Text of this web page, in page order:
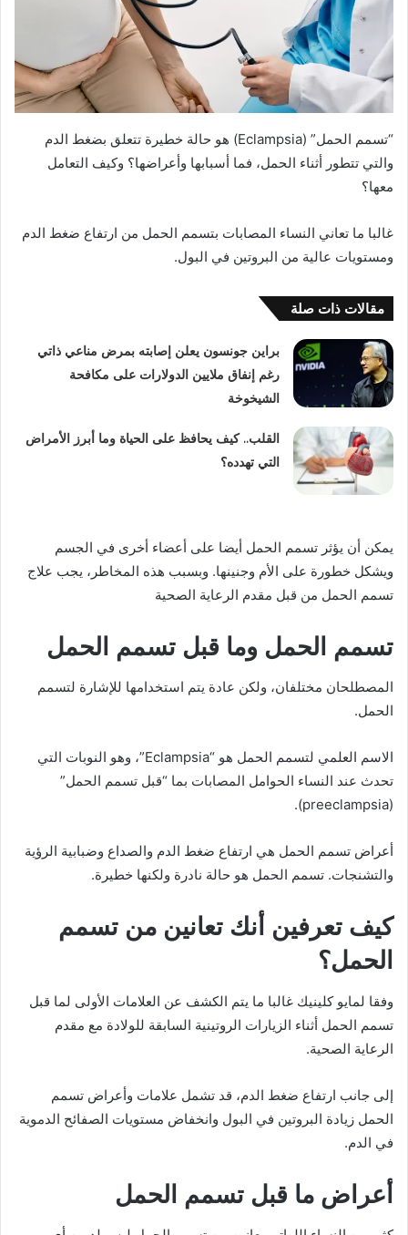
“تسمم الحمل” (Eclampsia) هو حالة خطيرة تتعلق بضغط الدم
والتي تتطور أثناء الحمل، فما أسبابها وأعراضها؟ وكيف التعامل
معها؟
غالبا ما تعاني النساء المصابات بتسمم الحمل من ارتفاع ضغط الدم
ومستويات عالية من البروتين في البول.
مقالات ذات صلة
براين جونسون يعلن إصابته بمرض مناعي ذاتي
رغم إنفاق ملايين الدولارات على مكافحة
الشيخوخة
القلب.. كيف يحافظ على الحياة وما أبرز الأمراض
التي تهدده؟
يمكن أن يؤثر تسمم الحمل أيضا على أعضاء أخرى في الجسم
ويشكل خطورة على الأم وجنينها. وبسبب هذه المخاطر، يجب علاج
تسمم الحمل من قبل مقدم الرعاية الصحية
تسمم الحمل وما قبل تسمم الحمل
المصطلحان مختلفان، ولكن عادة يتم استخدامها للإشارة لتسمم
الحمل.
الاسم العلمي لتسمم الحمل هو “Eclampsia”، وهو النوبات التي
تحدث عند النساء الحوامل المصابات بما “قبل تسمم الحمل”
(preeclampsia).
أعراض تسمم الحمل هي ارتفاع ضغط الدم والصداع وضبابية الرؤية
والتشنجات. تسمم الحمل هو حالة نادرة ولكنها خطيرة.
كيف تعرفين أنك تعانين من تسمم
الحمل؟
وفقا لمايو كلينيك غالبا ما يتم الكشف عن العلامات الأولى لما قبل
تسمم الحمل أثناء الزيارات الروتينية السابقة للولادة مع مقدم
الرعاية الصحية.
إلى جانب ارتفاع ضغط الدم، قد تشمل علامات وأعراض تسمم
الحمل زيادة البروتين في البول وانخفاض مستويات الصفائح الدموية
في الدم.
أعراض ما قبل تسمم الحمل